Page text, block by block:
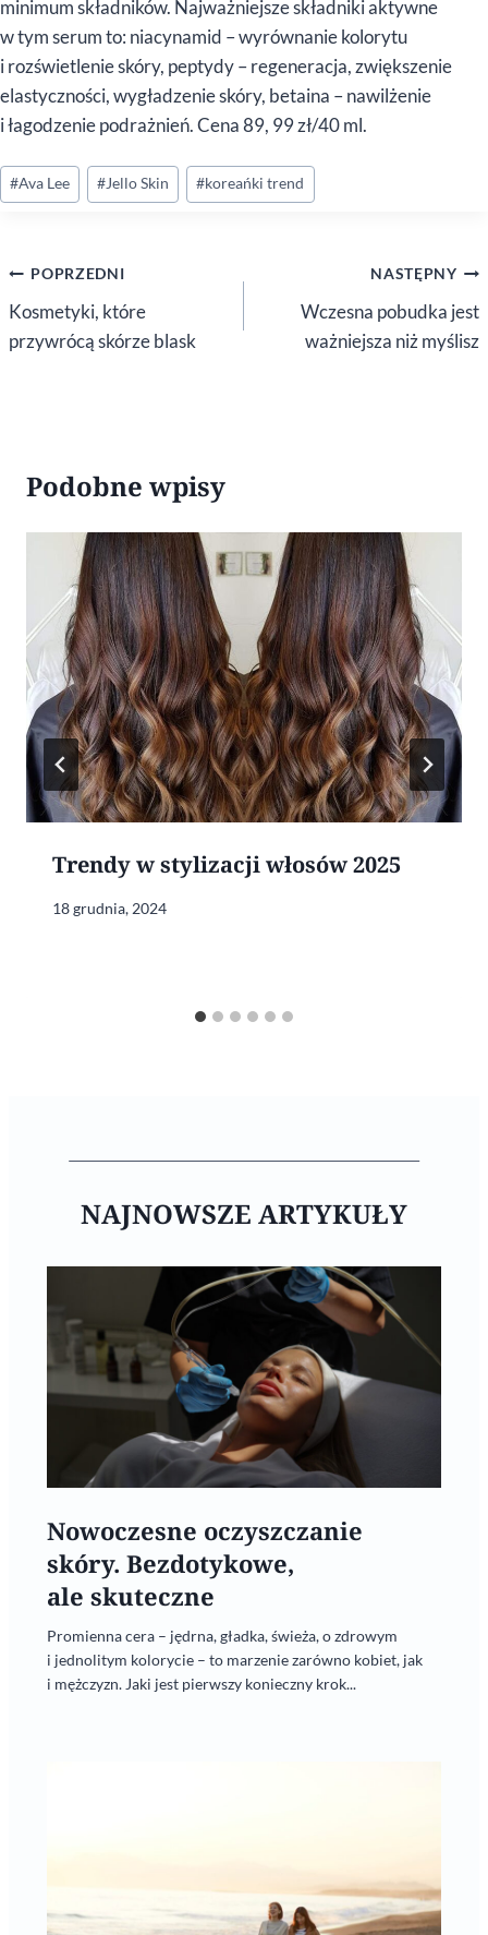
minimum składników. Najważniejsze składniki aktywne
w tym serum to: niacynamid – wyrównanie kolorytu
i rozświetlenie skóry, peptydy – regeneracja, zwiększenie
elastyczności, wygładzenie skóry, betaina – nawilżenie
i łagodzenie podrażnień. Cena 89, 99 zł/40 ml.
Tagi
wpisu:
#Ava Lee #Jello Skin #koreańki trend
Nawigacja
wpisu
POPRZEDNI
Kosmetyki, które
przywrócą skórze blask
NASTĘPNY
Wczesna pobudka jest
ważniejsza niż myślisz
Podobne wpisy
Trendy w stylizacji włosów 2025
18 grudnia, 2024
NAJNOWSZE ARTYKUŁY
Nowoczesne oczyszczanie
skóry. Bezdotykowe,
ale skuteczne
Promienna cera – jędrna, gładka, świeża, o zdrowym
i jednolitym kolorycie – to marzenie zarówno kobiet, jak
i mężczyzn. Jaki jest pierwszy konieczny krok...